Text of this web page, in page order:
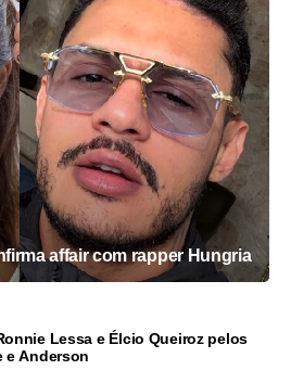
affair com rapper Hungria
Lessa e Élcio Queiroz pelos
e Anderson